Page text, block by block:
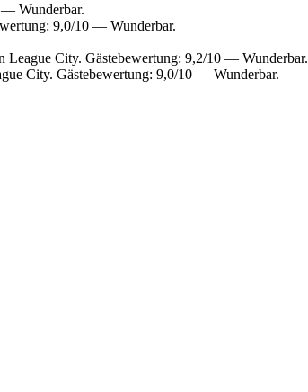
Wunderbar.
9,0/10 — Wunderbar.
City. Gästebewertung: 9,2/10 — Wunderbar.
City. Gästebewertung: 9,0/10 — Wunderbar.